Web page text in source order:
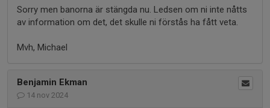
Sorry men banorna är stängda nu. Ledsen om ni inte nåtts
av information om det, det skulle ni förstås ha fått veta.
Mvh, Michael
Benjamin Ekman
14 nov 2024